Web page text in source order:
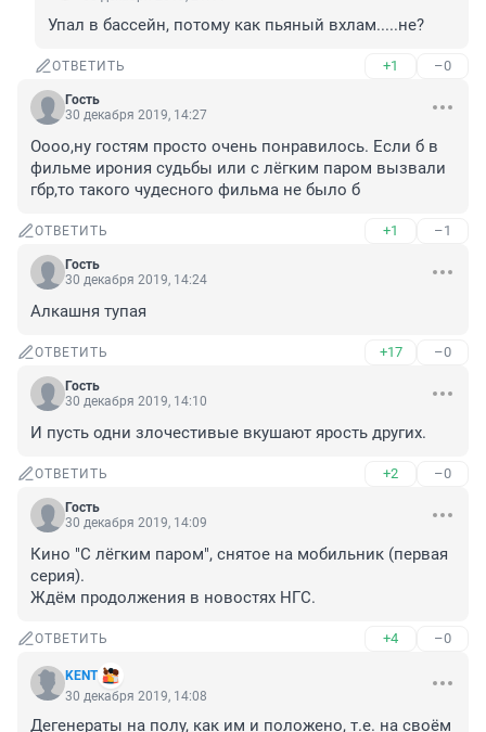
Упал в бассейн, потому как пьяный вхлам.....не?
ОТВЕТИТЬ +1 –0
Гость
30 декабря 2019, 14:27
Оооо,ну гостям просто очень понравилось. Если б в
фильме ирония судьбы или с лёгким паром вызвали
гбр,то такого чудесного фильма не было б
ОТВЕТИТЬ +1 –1
Гость
30 декабря 2019, 14:24
Алкашня тупая
ОТВЕТИТЬ +17 –0
Гость
30 декабря 2019, 14:10
И пусть одни злочестивые вкушают ярость других.
ОТВЕТИТЬ +2 –0
Гость
30 декабря 2019, 14:09
Кино "С лёгким паром", снятое на мобильник (первая
серия).
Ждём продолжения в новостях НГС.
ОТВЕТИТЬ +4 –0
KENT
30 декабря 2019, 14:08
Дегенераты на полу, как им и положено, т.е. на своём